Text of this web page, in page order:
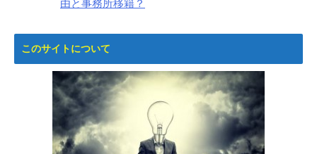
由と事務所移籍？
このサイトについて